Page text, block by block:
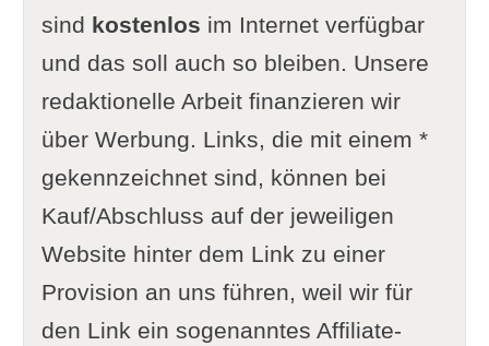
sind kostenlos im Internet verfügbar
und das soll auch so bleiben. Unsere
redaktionelle Arbeit finanzieren wir
über Werbung. Links, die mit einem *
gekennzeichnet sind, können bei
Kauf/Abschluss auf der jeweiligen
Website hinter dem Link zu einer
Provision an uns führen, weil wir für
den Link ein sogenanntes Affiliate-